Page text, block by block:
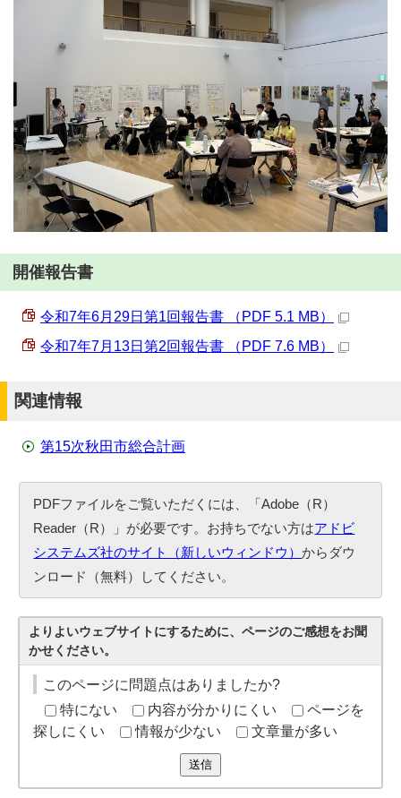
開催報告書
令和7年6月29日第1回報告書 （PDF 5.1 MB）
令和7年7月13日第2回報告書 （PDF 7.6 MB）
関連情報
第15次秋田市総合計画
PDFファイルをご覧いただくには、「Adobe（R）
Reader（R）」が必要です。お持ちでない方はアドビ
システムズ社のサイト（新しいウィンドウ）からダウ
ンロード（無料）してください。
よりよいウェブサイトにするために、ページのご感想をお聞
かせください。
このページに問題点はありましたか?
特にない
内容が分かりにくい
ページを
探しにくい
情報が少ない 文章量が多い
送信